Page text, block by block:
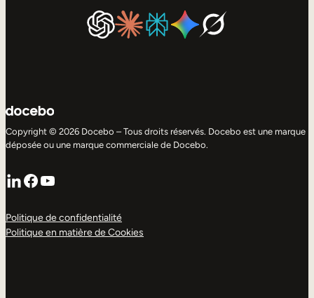
Copyright © 2026 Docebo – Tous droits réservés. Docebo est une marque
déposée ou une marque commerciale de Docebo.
LinkedIn
Facebook
YouTube
Politique de confidentialité
Politique en matière de Cookies